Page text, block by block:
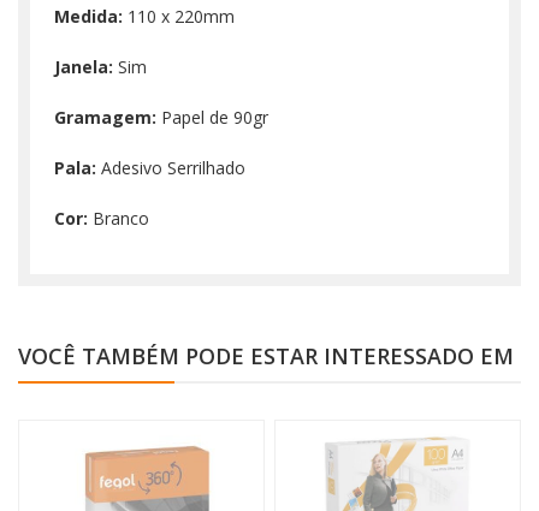
Medida: 110 x 220mm
Janela: Sim
Gramagem: Papel de 90gr
Pala: Adesivo Serrilhado
Cor: Branco
VOCÊ TAMBÉM PODE ESTAR INTERESSADO EM